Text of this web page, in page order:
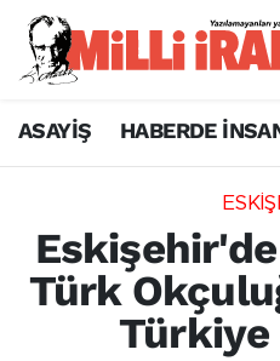
ASAYİŞ HABERDE
Türk
Türkiye